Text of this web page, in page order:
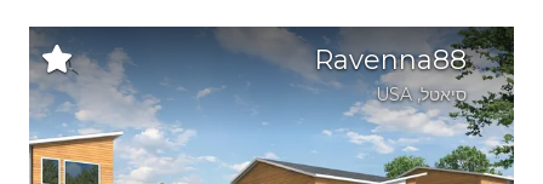
Ravenna88
סיאטל,
USA